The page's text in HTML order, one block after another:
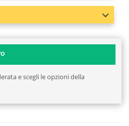
e scegli le opzioni della